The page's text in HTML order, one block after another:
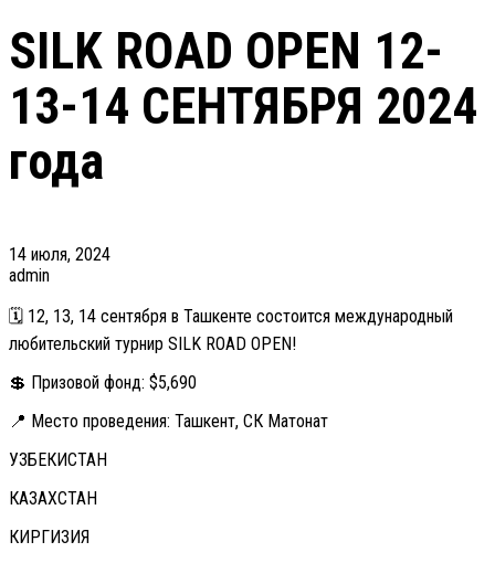
SILK ROAD OPEN 12-
13-14 СЕНТЯБРЯ 2024
года
14 июля, 2024
admin
🗓 12, 13, 14 сентября в Ташкенте состоится международный
любительский турнир SILK ROAD OPEN!
💲 Призовой фонд: $5,690
📍 Место проведения: Ташкент, СК Матонат
УЗБЕКИСТАН
КАЗАХСТАН
КИРГИЗИЯ